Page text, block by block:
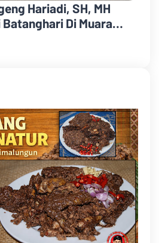
Hariadi, SH, MH
Di Muara
Pegawai